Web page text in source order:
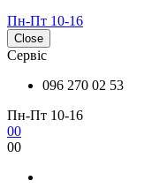
Пн-Пт 10-16
Close
Сервіс
096 270 02 53
Пн-Пт 10-16
00
00